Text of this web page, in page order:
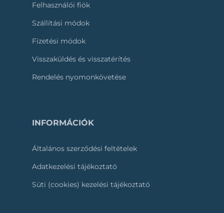
Felhasználói fiók
Szállítási módok
Fizetési módok
Visszaküldés és visszatérítés
Rendelés nyomonkövetése
INFORMÁCIÓK
Általános szerződési feltételek
Adatkezelési tájékoztató
Süti (cookies) kezelési tájékoztató